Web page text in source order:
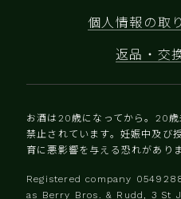
個人情報の取
返品・交
お酒は20歳になってから。20
禁止されています。妊娠中及び
育に悪影響を与える恐れがありま
Registered company
as Berry Bros. & Rudd, 3 St